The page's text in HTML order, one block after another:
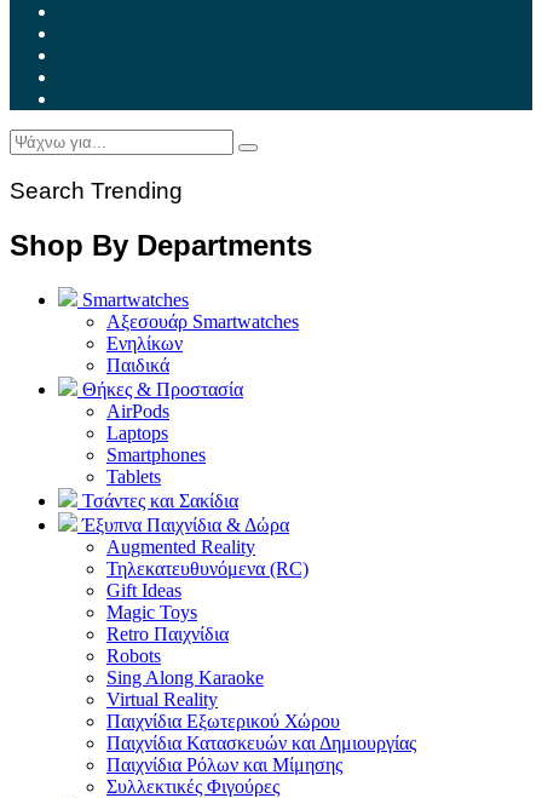
Search Trending
Shop By Departments
Smartwatches
Αξεσουάρ Smartwatches
Ενηλίκων
Παιδικά
Θήκες & Προστασία
AirPods
Laptops
Smartphones
Tablets
Τσάντες και Σακίδια
Έξυπνα Παιχνίδια & Δώρα
Augmented Reality
Τηλεκατευθυνόμενα (RC)
Gift Ideas
Magic Toys
Retro Παιχνίδια
Robots
Sing Along Karaoke
Virtual Reality
Παιχνίδια Εξωτερικού Χώρου
Παιχνίδια Κατασκευών και Δημιουργίας
Παιχνίδια Ρόλων και Μίμησης
Συλλεκτικές Φιγούρες